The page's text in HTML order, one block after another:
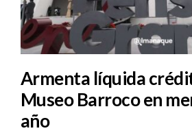
Armenta líquida
Museo Barroco en
año